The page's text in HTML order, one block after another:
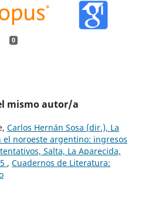
0
mismo autor/a
Carlos Hernán Sosa (dir.), La
noroeste argentino: ingresos
Salta, La Aparecida,
, Cuadernos de Literatura: